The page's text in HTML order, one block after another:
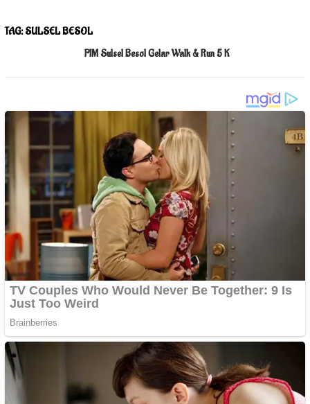
TAG:SULSEL BESOL
PIM Sulsel Besol Gelar Walk & Run 5 K